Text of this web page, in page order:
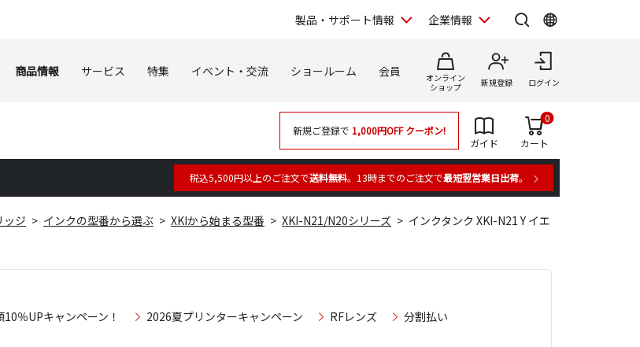
製品・サポート情報 企業情報
商品情報 サービス 特集 イベント・交流 ショールーム 会員
オンライン
ショップ
新規登録 ログイン
新規ご登録で 1,000円OFFクーポン!
ガイド
カート
0
税込5,500円以上のご注文で送料無料。13時までのご注文で最短翌営業日出荷。
ッジ インクの型番から選ぶ XKIから始まる型番 XKI-N21/N20シリーズ
インクタンク XKI-N21 Y イエ
％UPキャンペーン！ 2026夏プリンターキャンペーン RFレンズ
分割払い